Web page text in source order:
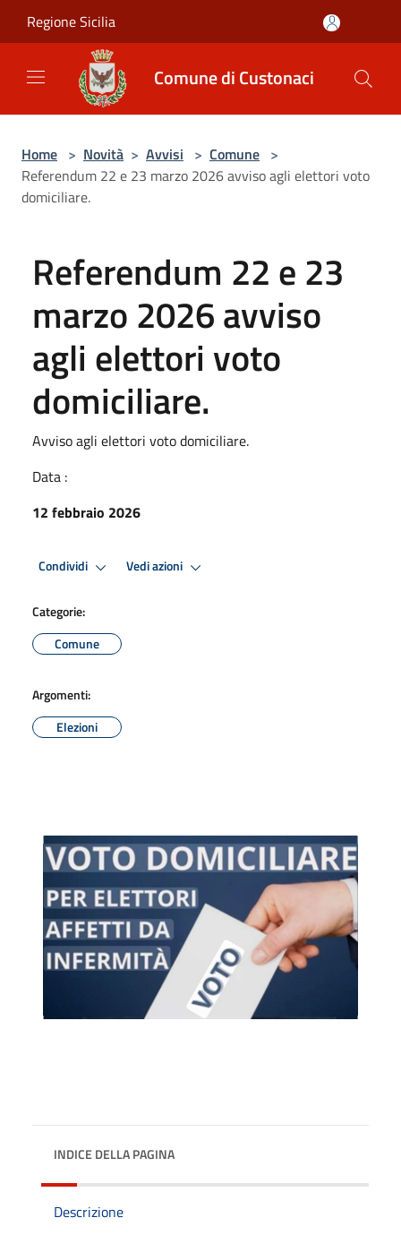
Regione Sicilia
Comune di Custonaci
Home > Novità > Avvisi > Comune >
Referendum 22 e 23 marzo 2026 avviso agli elettori voto
domiciliare.
Referendum 22 e 23
marzo 2026 avviso
agli elettori voto
domiciliare.
Avviso agli elettori voto domiciliare.
Data :
12 febbraio 2026
Condividi Vedi azioni
Categorie:
Comune
Argomenti:
Elezioni
INDICE DELLA PAGINA
Descrizione